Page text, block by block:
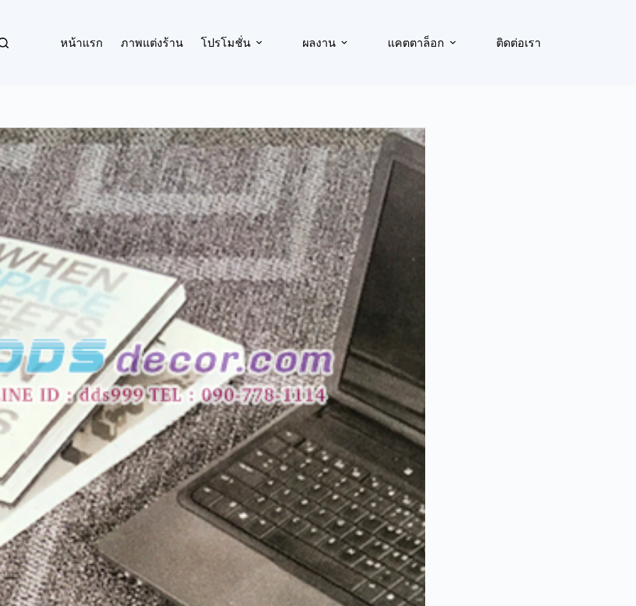
หน้าแรก ภาพแต่งร้าน โปรโมชั่น ผลงาน แคตตาล็อก ติดต่อเรา